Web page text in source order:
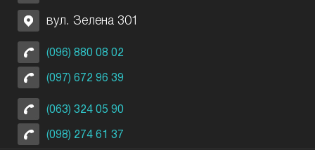
вул. Зелена 301
(096) 880 08 02
(097) 672 96 39
(063) 324 05 90
(098) 274 61 37